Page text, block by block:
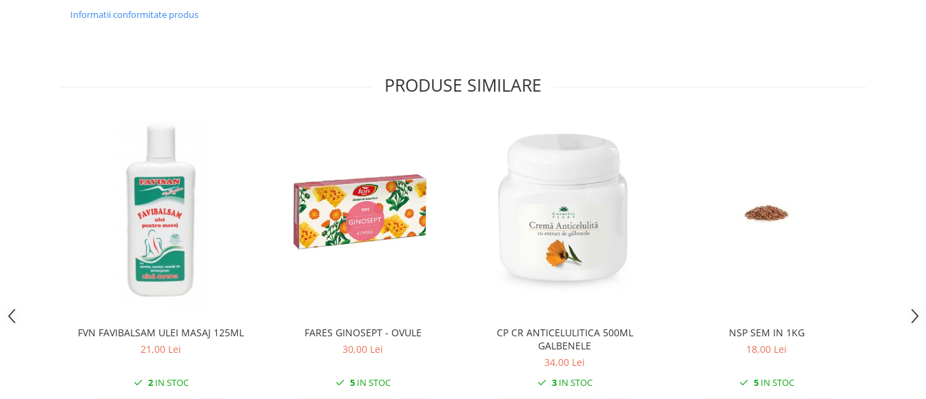
Informatii conformitate produs
PRODUSE SIMILARE
FVN FAVIBALSAM ULEI MASAJ 125ML
21,00 Lei
2IN STOC
FARES GINOSEPT - OVULE
30,00 Lei
5IN STOC
CP CR ANTICELULITICA 500ML
GALBENELE
34,00 Lei
3IN STOC
NSP SEM IN 1KG
18,00 Lei
5IN STOC